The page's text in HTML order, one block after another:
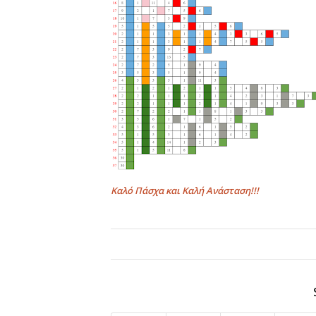
Καλό Πάσχα και Καλή Ανάσταση!!!